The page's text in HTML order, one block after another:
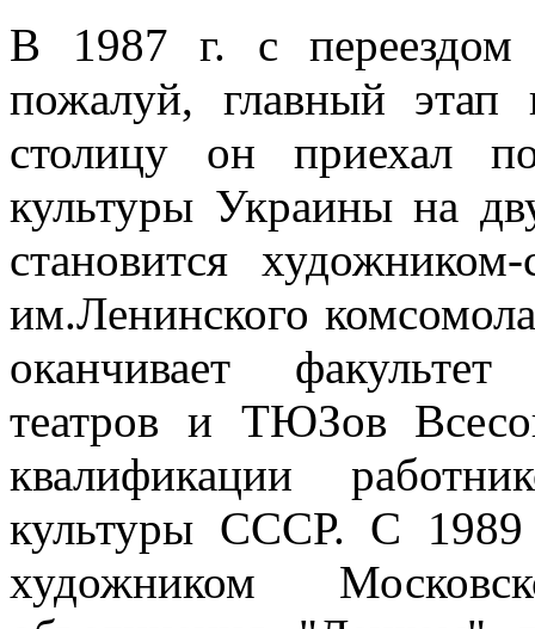
В 1987 г. с
пожалуй, главный
столицу он приехал
культуры Украины на
становится
им.Ленинского
оканчивает
театров и ТЮЗов
квалификации
культуры СССР. С 1989
художником